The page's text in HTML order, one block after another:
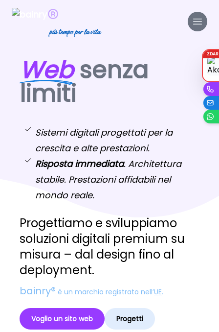
più tempo per la vita
Websenza
limiti
Sistemi digitali progettati per la
crescita e alte prestazioni.
Risposta immediata. Architettura
stabile. Prestazioni affidabili nel
mondo reale.
Progettiamo e sviluppiamo
soluzioni digitali premium su
misura – dal design fino al
deployment.
bainry® è un marchio registrato nell’UE.
Voglio un sito web Progetti